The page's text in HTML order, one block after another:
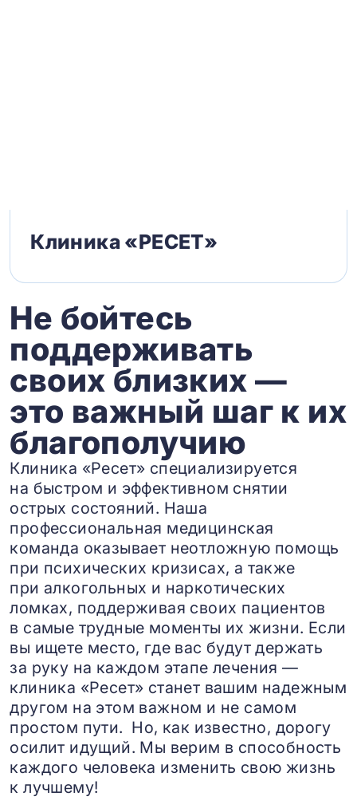
Клиника «РЕСЕТ»
Не бойтесь
поддерживать
своих близких —
это важный шаг к их
благополучию
Клиника «Ресет» специализируется
на быстром и эффективном снятии
острых состояний. Наша
профессиональная медицинская
команда оказывает неотложную помощь
при психических кризисах, а также
при алкогольных и наркотических
ломках, поддерживая своих пациентов
в самые трудные моменты их жизни. Если
вы ищете место, где вас будут держать
за руку на каждом этапе лечения —
клиника «Ресет» станет вашим надежным
другом на этом важном и не самом
простом пути. Но, как известно, дорогу
осилит идущий. Мы верим в способность
каждого человека изменить свою жизнь
к лучшему!